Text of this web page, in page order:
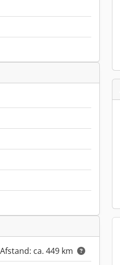
ca. 449 km